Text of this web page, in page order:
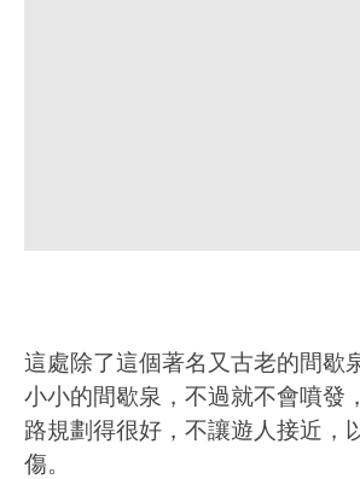
這處除了這個著名又古老的間歇
小小的間歇泉，不過就不會噴發
路規劃得很好，不讓遊人接近，
傷。